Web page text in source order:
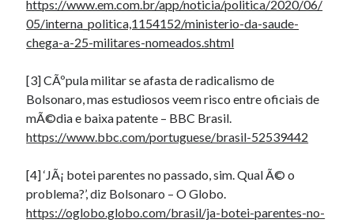
https://www.em.com.br/app/noticia/politica/2020/06/
05/interna_politica,1154152/ministerio-da-saude-
chega-a-25-militares-nomeados.shtml
[3] CÃºpula militar se afasta de radicalismo de
Bolsonaro, mas estudiosos veem risco entre oficiais de
mÃ©dia e baixa patente – BBC Brasil.
https://www.bbc.com/portuguese/brasil-52539442
[4] ‘JÃ¡ botei parentes no passado, sim. Qual Ã© o
problema?’, diz Bolsonaro – O Globo.
https://oglobo.globo.com/brasil/ja-botei-parentes-no-